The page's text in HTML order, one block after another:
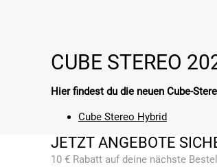
CUBE STEREO
Hier findest du die neuen Cube-
Cube Stereo Hybrid
JETZT ANGEBOTE
10 € Rabatt auf deine nächste